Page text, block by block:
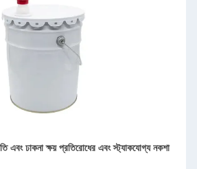
এবং ঢাকনা ক্ষয় প্রতিরোধের এবং স্ট্যাকযোগ্য নকশা